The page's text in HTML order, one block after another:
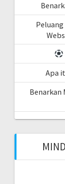
Apa
Benarkan